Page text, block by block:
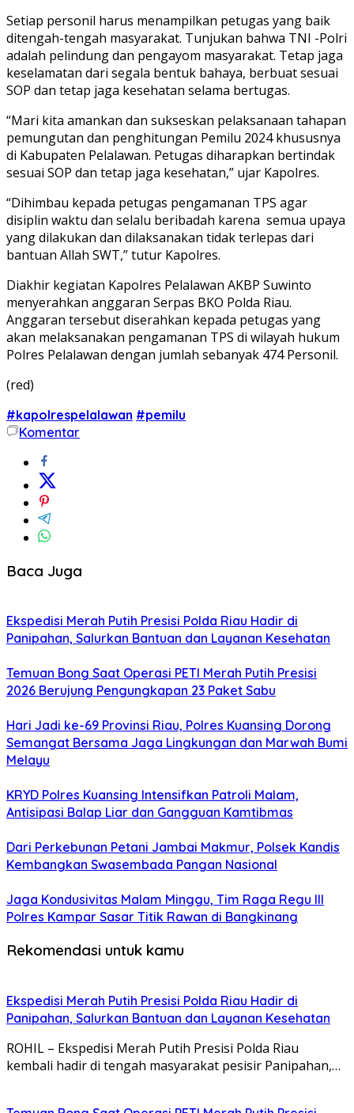
Setiap personil harus menampilkan petugas yang baik
ditengah-tengah masyarakat. Tunjukan bahwa TNI -Polri
adalah pelindung dan pengayom masyarakat. Tetap jaga
keselamatan dari segala bentuk bahaya, berbuat sesuai
SOP dan tetap jaga kesehatan selama bertugas.
“Mari kita amankan dan sukseskan pelaksanaan tahapan
pemungutan dan penghitungan Pemilu 2024 khususnya
di Kabupaten Pelalawan. Petugas diharapkan bertindak
sesuai SOP dan tetap jaga kesehatan,” ujar Kapolres.
“Dihimbau kepada petugas pengamanan TPS agar
disiplin waktu dan selalu beribadah karena semua upaya
yang dilakukan dan dilaksanakan tidak terlepas dari
bantuan Allah SWT,” tutur Kapolres.
Diakhir kegiatan Kapolres Pelalawan AKBP Suwinto
menyerahkan anggaran Serpas BKO Polda Riau.
Anggaran tersebut diserahkan kepada petugas yang
akan melaksanakan pengamanan TPS di wilayah hukum
Polres Pelalawan dengan jumlah sebanyak 474 Personil.
(red)
#kapolrespelalawan #pemilu
Komentar
Baca Juga
Ekspedisi Merah Putih Presisi Polda Riau Hadir di
Panipahan, Salurkan Bantuan dan Layanan Kesehatan
Temuan Bong Saat Operasi PETI Merah Putih Presisi
2026 Berujung Pengungkapan 23 Paket Sabu
Hari Jadi ke-69 Provinsi Riau, Polres Kuansing Dorong
Semangat Bersama Jaga Lingkungan dan Marwah Bumi
Melayu
KRYD Polres Kuansing Intensifkan Patroli Malam,
Antisipasi Balap Liar dan Gangguan Kamtibmas
Dari Perkebunan Petani Jambai Makmur, Polsek Kandis
Kembangkan Swasembada Pangan Nasional
Jaga Kondusivitas Malam Minggu, Tim Raga Regu III
Polres Kampar Sasar Titik Rawan di Bangkinang
Rekomendasi untuk kamu
Ekspedisi Merah Putih Presisi Polda Riau Hadir di
Panipahan, Salurkan Bantuan dan Layanan Kesehatan
ROHIL – Ekspedisi Merah Putih Presisi Polda Riau
kembali hadir di tengah masyarakat pesisir Panipahan,…